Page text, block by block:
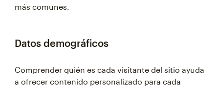
más comunes.
Datos demográficos
Comprender quién es cada visitante del sitio ayuda
a ofrecer contenido personalizado para cada